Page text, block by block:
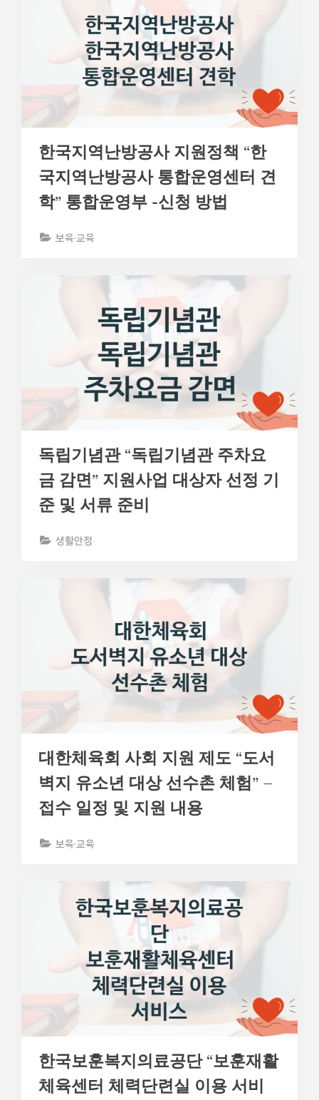
한국지역난방공사 지원정책 “한
국지역난방공사 통합운영센터 견
학” 통합운영부 -신청 방법
보육·교육
독립기념관 “독립기념관 주차요
금 감면” 지원사업 대상자 선정 기
준 및 서류 준비
생활안정
대한체육회 사회 지원 제도 “도서
벽지 유소년 대상 선수촌 체험” –
접수 일정 및 지원 내용
보육·교육
한국보훈복지의료공단 “보훈재활
체육센터 체력단련실 이용 서비